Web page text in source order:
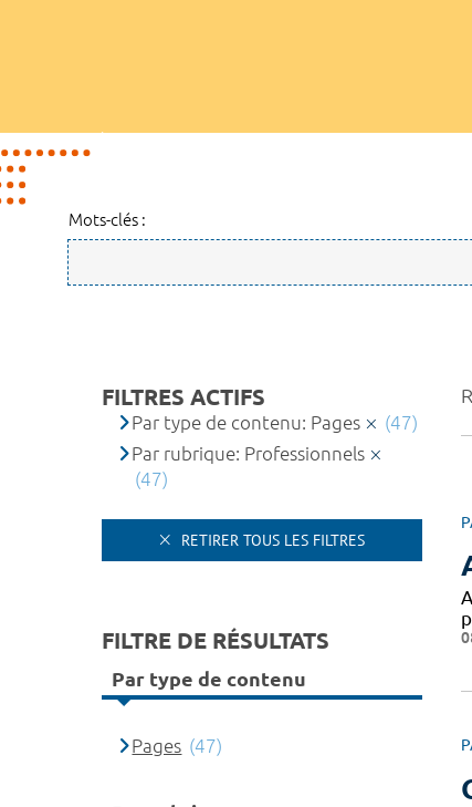
Mots-clés :
FILTRES ACTIFS
Par type de contenu: Pages
(47)
Par rubrique: Professionnels
(47)
RETIRER TOUS LES FILTRES
FILTRE DE RÉSULTATS
Par type de contenu
Pages (47)